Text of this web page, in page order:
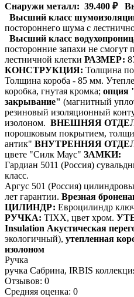
Снаружи металл: 39.400 ₽
Высший класс
постороннего шума с
Высший класс
посторонние запахи не
лестничной клетки РАЗМЕР:
КОНСТРУКЦИЯ: Толщина
Толщина короба - 85 мм.
коробка, гнутая кромка; опция
закрывание" (магнитный
резиновый изоляционный
изолоном. ВНЕШНЯЯ
порошковым покрытием,
антик" ВНУТРЕННЯЯ
цвете "Силк Маус" ЗАМКИ:
Гардиан 5011 (Россия)
класс.
Аргус 501 (Россия)
лет гарантии. Врезная
ЦИЛИНДР: Евроцилиндр
РУЧКА: TIXX, цвет хром.
Insulation Акустическая
экологичный), утепленная
изолоном
Ручка
ручка Сабрина, IRBIS
Отзывов: 0
Средняя оценка: 0